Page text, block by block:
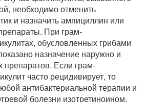
необходимо отменить
и назначить ампициллин или
При грам-
обусловленных грибами
назначение наружно и
препаратов. Если грам-
часто рецидивирует, то
антибактериальной терапии и
болезни изотретиноином.